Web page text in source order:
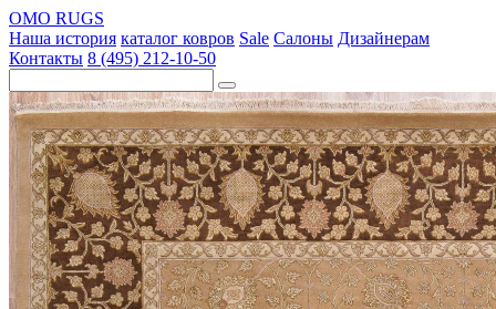
OMO RUGS
Наша история каталог ковров Sale Салоны Дизайнерам
Контакты 8 (495) 212-10-50